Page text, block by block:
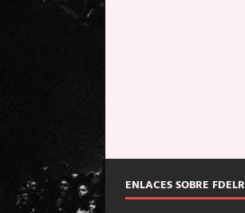
ENLACES SOBRE FDELR